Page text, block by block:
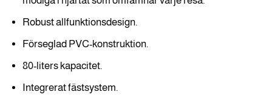
Robust allfunktionsdesign.
Förseglad PVC-konstruktion.
80-liters kapacitet.
Integrerat fästsystem.